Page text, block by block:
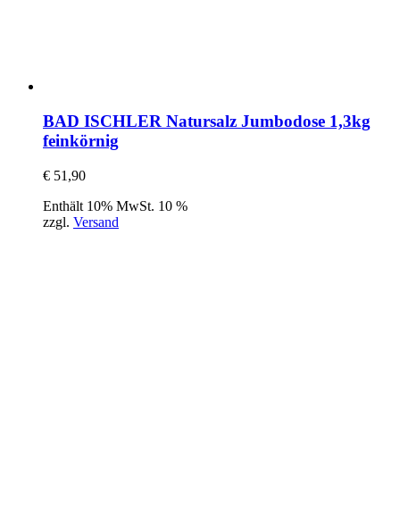
BAD ISCHLER Natursalz Jumbodose 1,3kg
feinkörnig
€ 51,90
Enthält 10% MwSt. 10 %
zzgl. Versand